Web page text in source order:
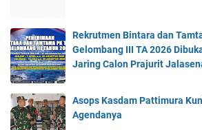
Rekrutmen Bintara dan
Gelombang III TA 2026
Jaring Calon Prajurit
Asops Kasdam Pattimura
Agendanya